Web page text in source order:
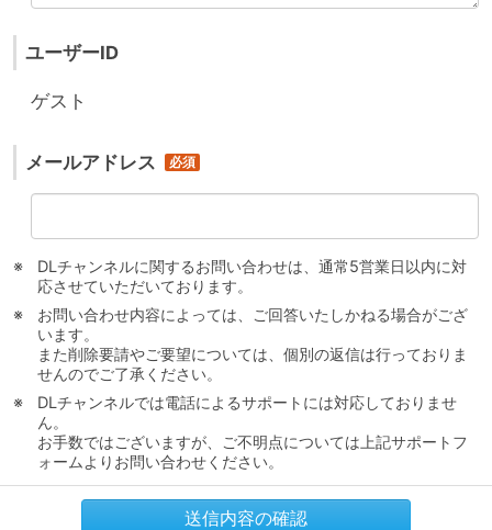
ユーザーID
ゲスト
メールアドレス
DLチャンネルに関するお問い合わせは、通常5営業日以内に対
応させていただいております。
お問い合わせ内容によっては、ご回答いたしかねる場合がござ
います。
また削除要請やご要望については、個別の返信は行っておりま
せんのでご了承ください。
DLチャンネルでは電話によるサポートには対応しておりませ
ん。
お手数ではございますが、ご不明点については上記サポートフ
ォームよりお問い合わせください。
送信内容の確認